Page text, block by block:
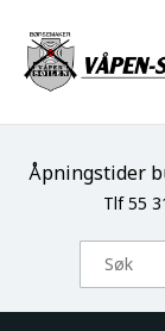
Åpningstider
Tlf 55